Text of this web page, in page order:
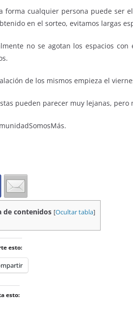
forma cualquier persona puede ser
en el sorteo, evitamos largas
no se agotan los espacios
de los mismos empieza el
pueden parecer muy lejanas,
de contenidos [Ocultar tabla]
esto:
esto: